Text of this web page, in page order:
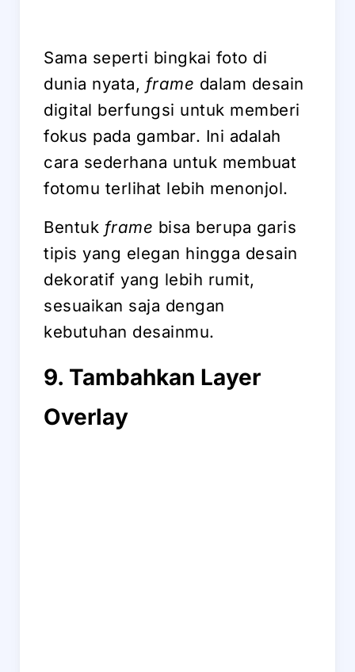
Sama seperti bingkai foto di
dunia nyata, frame dalam desain
digital berfungsi untuk memberi
fokus pada gambar. Ini adalah
cara sederhana untuk membuat
fotomu terlihat lebih menonjol.
Bentuk frame bisa berupa garis
tipis yang elegan hingga desain
dekoratif yang lebih rumit,
sesuaikan saja dengan
kebutuhan desainmu.
9. Tambahkan Layer
Overlay